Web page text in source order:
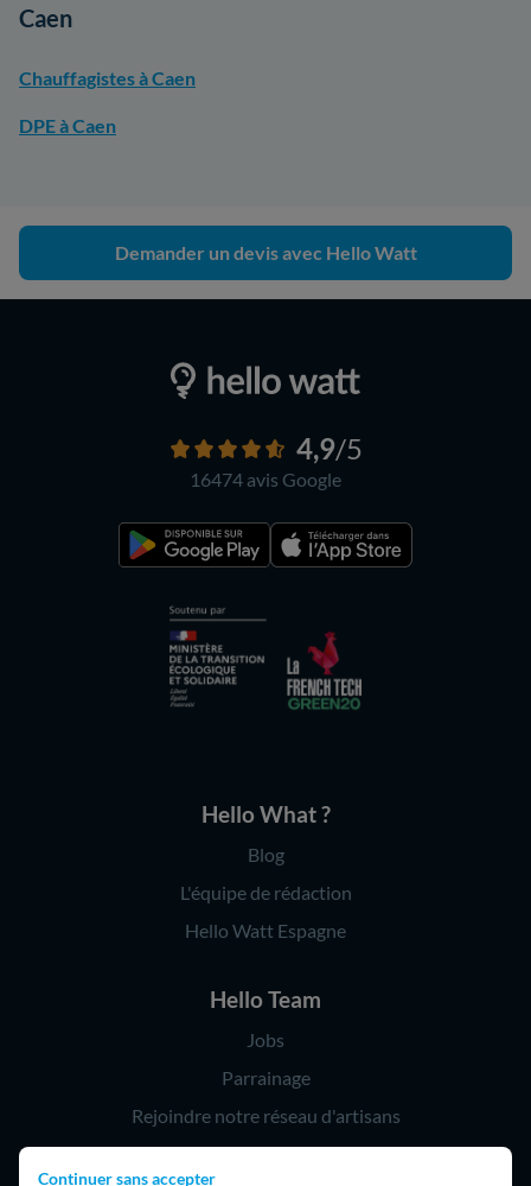
Continuer sans accepter
Caen
Chauffagistes à Caen
DPE à Caen
Demander un devis avec Hello Watt
4,9/5
16474 avis Google
Hello What ?
Blog
L'équipe de rédaction
Hello Watt Espagne
Hello Team
Jobs
Parrainage
Rejoindre notre réseau d'artisans